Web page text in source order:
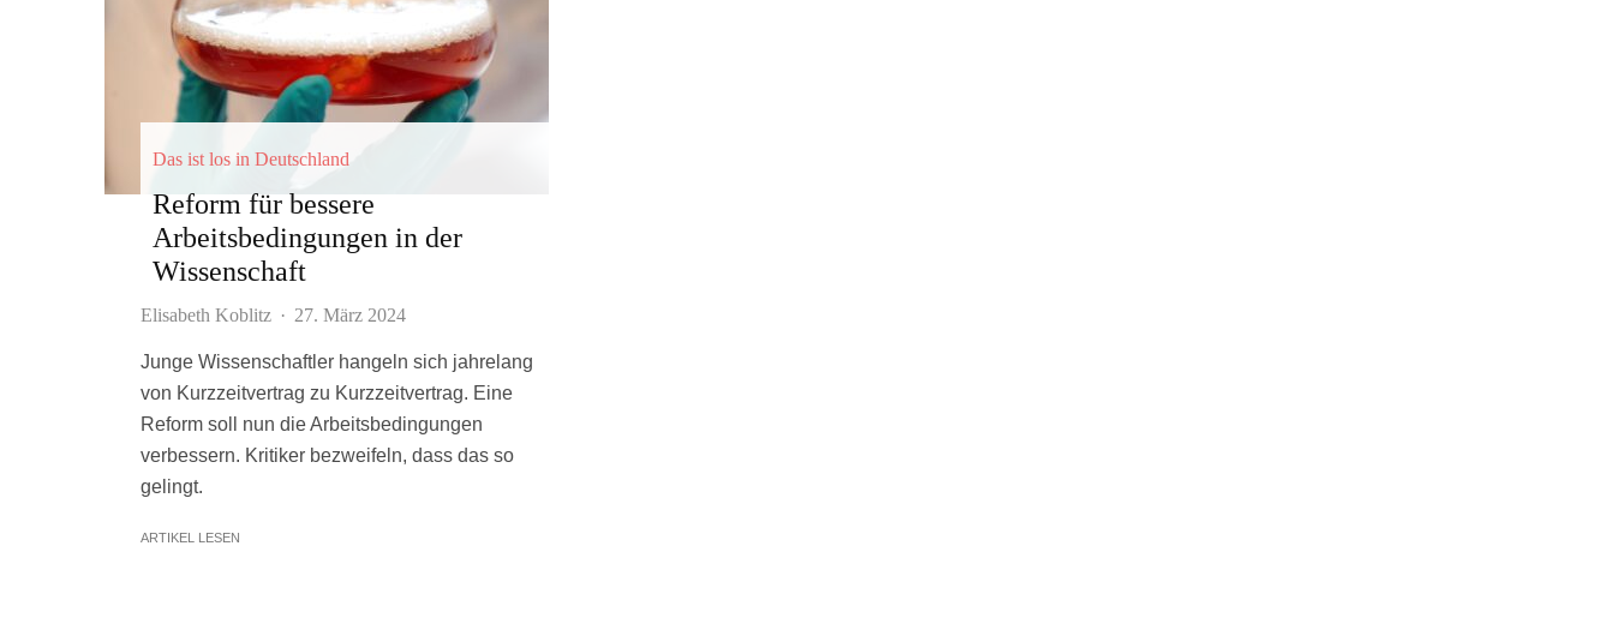
Das ist los in Deutschland
Reform für bessere
Arbeitsbedingungen in der
Wissenschaft
Elisabeth Koblitz · 27. März 2024
Junge Wissenschaftler hangeln sich jahrelang
von Kurzzeitvertrag zu Kurzzeitvertrag. Eine
Reform soll nun die Arbeitsbedingungen
verbessern. Kritiker bezweifeln, dass das so
gelingt.
ARTIKEL LESEN